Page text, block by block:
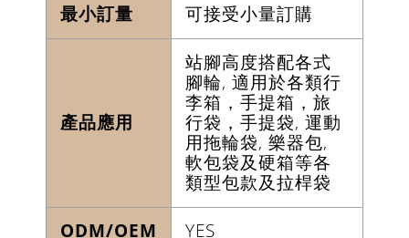
最小訂量 可接受小量訂購
產品應用
站腳高度搭配各式
腳輪, 適用於各類行
李箱，手提箱，旅
行袋，手提袋, 運動
用拖輪袋, 樂器包,
軟包袋及硬箱等各
類型包款及拉桿袋
ODM/OEM YES